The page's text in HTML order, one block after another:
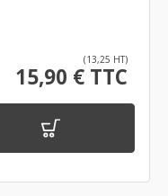
(13,25 HT)
15,90 € TTC